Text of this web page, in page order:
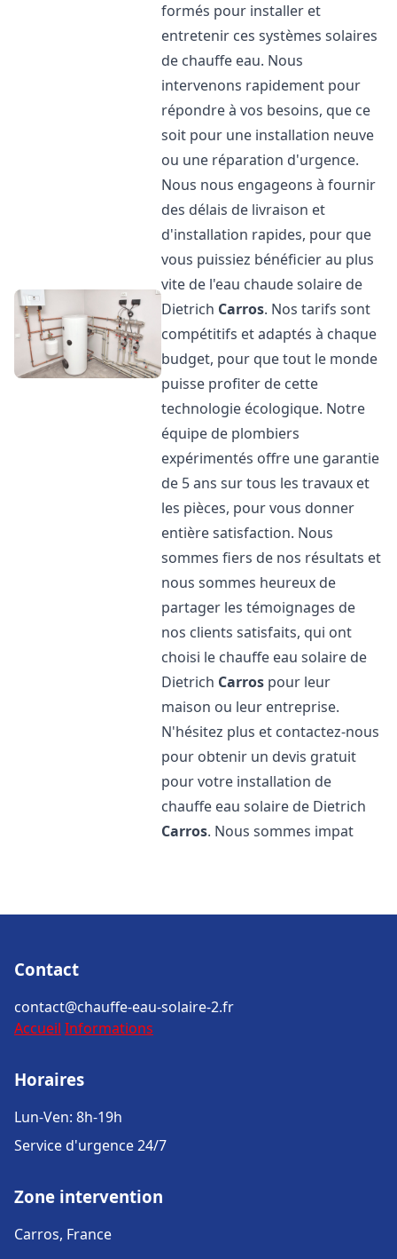
formés pour installer et
entretenir ces systèmes solaires
de chauffe eau. Nous
intervenons rapidement pour
répondre à vos besoins, que ce
soit pour une installation neuve
ou une réparation d'urgence.
Nous nous engageons à fournir
des délais de livraison et
d'installation rapides, pour que
vous puissiez bénéficier au plus
vite de l'eau chaude solaire de
Dietrich Carros. Nos tarifs sont
compétitifs et adaptés à chaque
budget, pour que tout le monde
puisse profiter de cette
technologie écologique. Notre
équipe de plombiers
expérimentés offre une garantie
de 5 ans sur tous les travaux et
les pièces, pour vous donner
entière satisfaction. Nous
sommes fiers de nos résultats et
nous sommes heureux de
partager les témoignages de
nos clients satisfaits, qui ont
choisi le chauffe eau solaire de
Dietrich Carros pour leur
maison ou leur entreprise.
N'hésitez plus et contactez-nous
pour obtenir un devis gratuit
pour votre installation de
chauffe eau solaire de Dietrich
Carros. Nous sommes impat
Contact
contact@chauffe-eau-solaire-2.fr
Accueil Informations
Horaires
Lun-Ven: 8h-19h
Service d'urgence 24/7
Zone intervention
Carros, France